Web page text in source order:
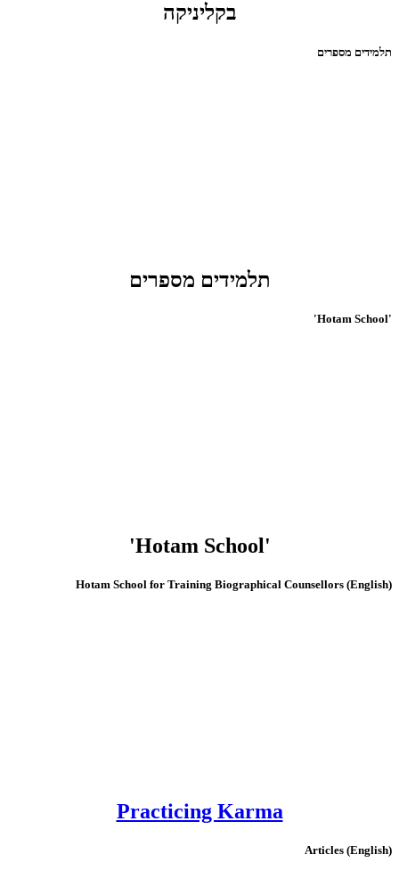
בקליניקה
תלמידים מספרים
תלמידים מספרים
'Hotam School'
'Hotam School'
(English) Hotam School for Training Biographical Counsellors
Practicing Karma
(English) Articles